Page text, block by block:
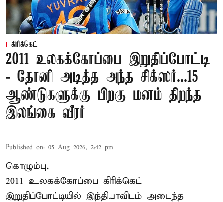
கிரிக்கெட்
2011 உலகக்கோப்பை இறுதிப்போட்டி
- தோனி அடித்த அந்த சிக்ஸர்...15
ஆண்டுகளுக்கு பிறகு மனம் திறந்த
இலங்கை வீரர்
Published on: 05 Aug 2026, 2:42 pm
கொழும்பு,
2011 உலகக்கோப்பை கிரிக்கெட்
இறுதிப்போட்டியில் இந்தியாவிடம் அடைந்த